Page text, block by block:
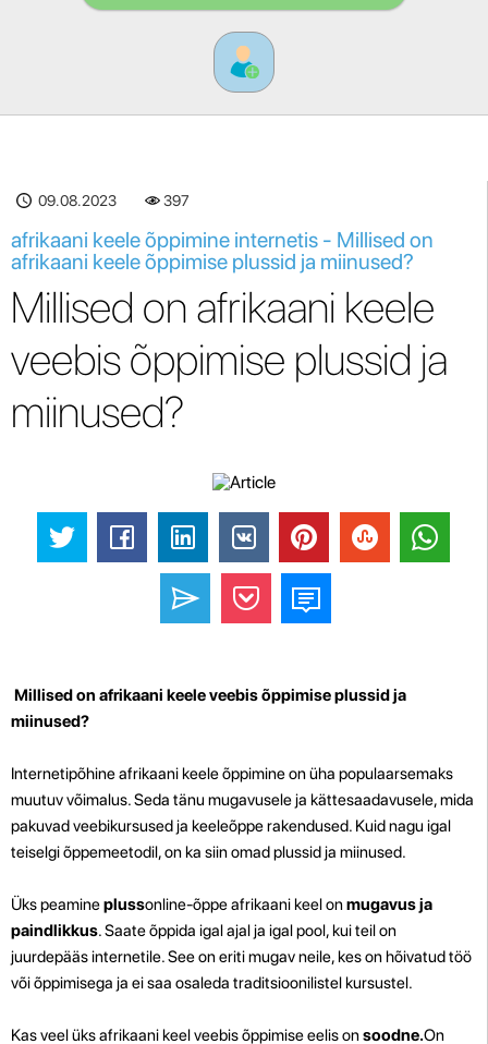
09.08.2023 397
afrikaani keele õppimine internetis - Millised on
afrikaani keele õppimise plussid ja miinused?
Millised on afrikaani keele
veebis õppimise plussid ja
miinused?
Millised on afrikaani keele veebis õppimise plussid ja
miinused?
Internetipõhine afrikaani keele õppimine on üha populaarsemaks
muutuv võimalus. Seda tänu mugavusele ja kättesaadavusele, mida
pakuvad veebikursused ja keeleõppe rakendused. Kuid nagu igal
teiselgi õppemeetodil, on ka siin omad plussid ja miinused.
Üks peamineplussonline-õppe afrikaani keel onmugavus ja
paindlikkus. Saate õppida igal ajal ja igal pool, kui teil on
juurdepääs internetile. See on eriti mugav neile, kes on hõivatud töö
või õppimisega ja ei saa osaleda traditsioonilistel kursustel.
Kas veel üks afrikaani keel veebis õppimise eelis onsoodne.On